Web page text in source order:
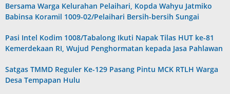
Bersama Warga Kelurahan Pelaihari, Kopda Wahyu Jatmiko
Babinsa Koramil 1009-02/Pelaihari Bersih-bersih Sungai
Pasi Intel Kodim 1008/Tabalong Ikuti Napak Tilas HUT ke-81
Kemerdekaan RI, Wujud Penghormatan kepada Jasa Pahlawan
Satgas TMMD Reguler Ke-129 Pasang Pintu MCK RTLH Warga
Desa Tempapan Hulu